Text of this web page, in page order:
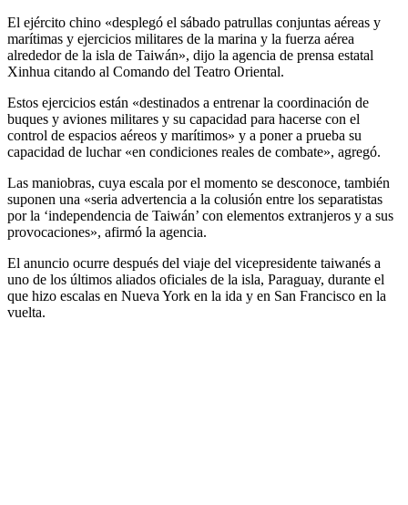
El ejército chino «desplegó el sábado patrullas conjuntas aéreas y
marítimas y ejercicios militares de la marina y la fuerza aérea
alrededor de la isla de Taiwán», dijo la agencia de prensa estatal
Xinhua citando al Comando del Teatro Oriental.
Estos ejercicios están «destinados a entrenar la coordinación de
buques y aviones militares y su capacidad para hacerse con el
control de espacios aéreos y marítimos» y a poner a prueba su
capacidad de luchar «en condiciones reales de combate», agregó.
Las maniobras, cuya escala por el momento se desconoce, también
suponen una «seria advertencia a la colusión entre los separatistas
por la ‘independencia de Taiwán’ con elementos extranjeros y a sus
provocaciones», afirmó la agencia.
El anuncio ocurre después del viaje del vicepresidente taiwanés a
uno de los últimos aliados oficiales de la isla, Paraguay, durante el
que hizo escalas en Nueva York en la ida y en San Francisco en la
vuelta.